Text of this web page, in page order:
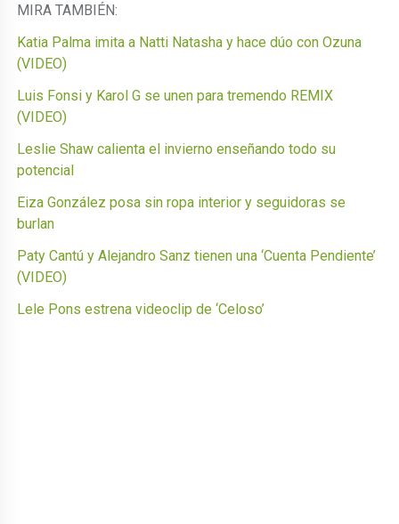
MIRA TAMBIÉN:
Katia Palma imita a Natti Natasha y hace dúo con Ozuna
(VIDEO)
Luis Fonsi y Karol G se unen para tremendo REMIX
(VIDEO)
Leslie Shaw calienta el invierno enseñando todo su
potencial
Eiza González posa sin ropa interior y seguidoras se
burlan
Paty Cantú y Alejandro Sanz tienen una ‘Cuenta Pendiente’
(VIDEO)
Lele Pons estrena videoclip de ‘Celoso’